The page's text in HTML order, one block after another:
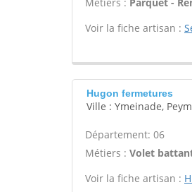
Voir la fiche artisan :
Hugon fermetures
Ville : Ymeinade,
Département: 06
Métiers : Volet
Voir la fiche artisan :